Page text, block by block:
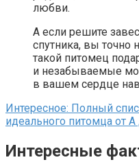
любви.
А если решите
спутника, вы точно
такой питомец
и незабываемые
в вашем сердце
Интересное: Полный
идеального питомца от А
Интересные